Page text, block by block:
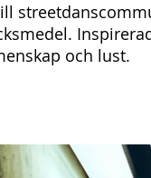
och lust.